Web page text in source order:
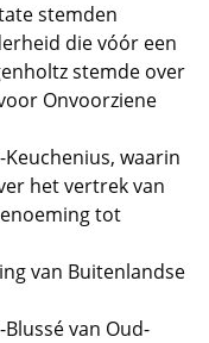
stemden
die vóór een
stemde over
Onvoorziene
waarin
het vertrek van
tot
van Buitenlandse
van Oud-